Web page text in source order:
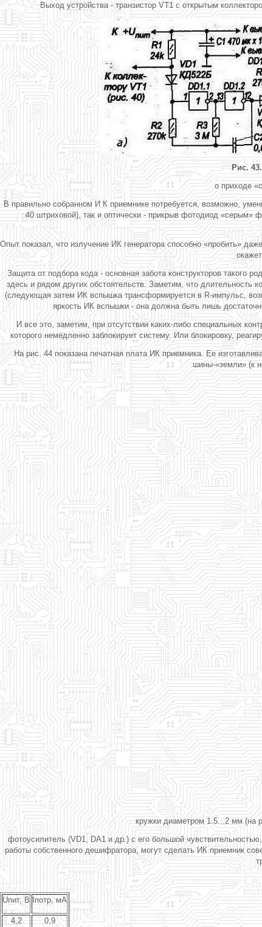
Выход устройства - транзистор VT1 с открытым
Рис.
о приходе
В правильно собранном И К приемнике потребуется, возможно,
40 штриховой), так и оптически - прикрыв фотодиод «серым»
Опыт показал, что излучение ИК генератора способно «пробить»
Защита от подбора кода - основная забота конструкторов такого
здесь и рядом других обстоятельств. Заметим, что
(следующая затем ИК вспышка трансформируется в R-импульс,
яркость ИК вспышки - она должна быть лишь
И все это, заметим, при отсутствии каких-либо специальных
которого немедленно заблокирует систему. Или блокировку,
На рис. 44 показана печатная плата ИК приемника. Ее
шины-«земли» (к
кружки диаметром 1.5...2 мм (на
фотоусилитель (VD1, DA1 и др.) с его большой
работы собственного дешифратора, могут сделать ИК приемник
Uпит, В Iпотр, мА
4,2 0,9